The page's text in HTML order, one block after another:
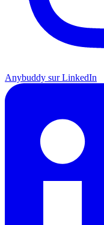
Anybuddy sur LinkedIn